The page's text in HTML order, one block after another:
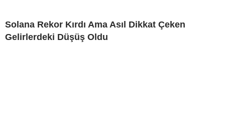
Solana Rekor Kırdı Ama Asıl Dikkat Çeken
Gelirlerdeki Düşüş Oldu